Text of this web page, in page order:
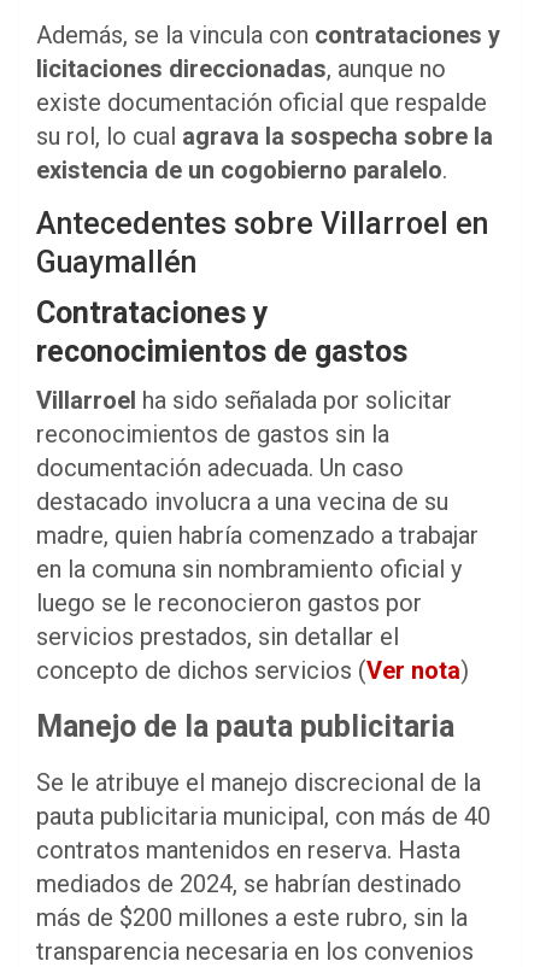
Además, se la vincula con contrataciones y
licitaciones direccionadas, aunque no
existe documentación oficial que respalde
su rol, lo cual agrava la sospecha sobre la
existencia de un cogobierno paralelo.
Antecedentes sobre Villarroel en
Guaymallén
Contrataciones y
reconocimientos de gastos
Villarroel ha sido señalada por solicitar
reconocimientos de gastos sin la
documentación adecuada. Un caso
destacado involucra a una vecina de su
madre, quien habría comenzado a trabajar
en la comuna sin nombramiento oficial y
luego se le reconocieron gastos por
servicios prestados, sin detallar el
concepto de dichos servicios (Ver nota)
Manejo de la pauta publicitaria
Se le atribuye el manejo discrecional de la
pauta publicitaria municipal, con más de 40
contratos mantenidos en reserva. Hasta
mediados de 2024, se habrían destinado
más de $200 millones a este rubro, sin la
transparencia necesaria en los convenios